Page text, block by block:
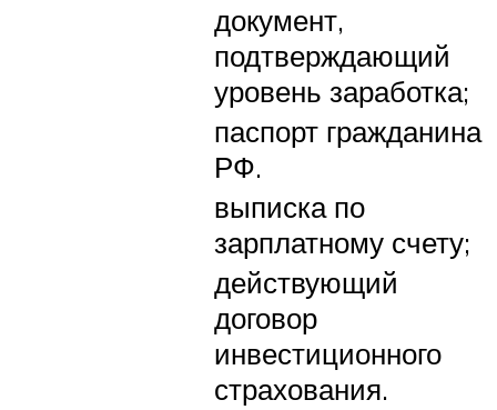
документ,
подтверждающий
уровень заработка;
паспорт гражданина
РФ.
выписка по
зарплатному счету;
действующий
договор
инвестиционного
страхования.